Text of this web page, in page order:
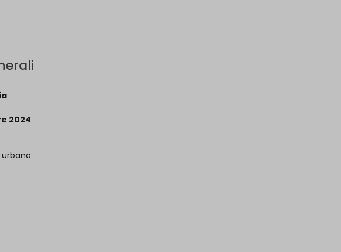
2024